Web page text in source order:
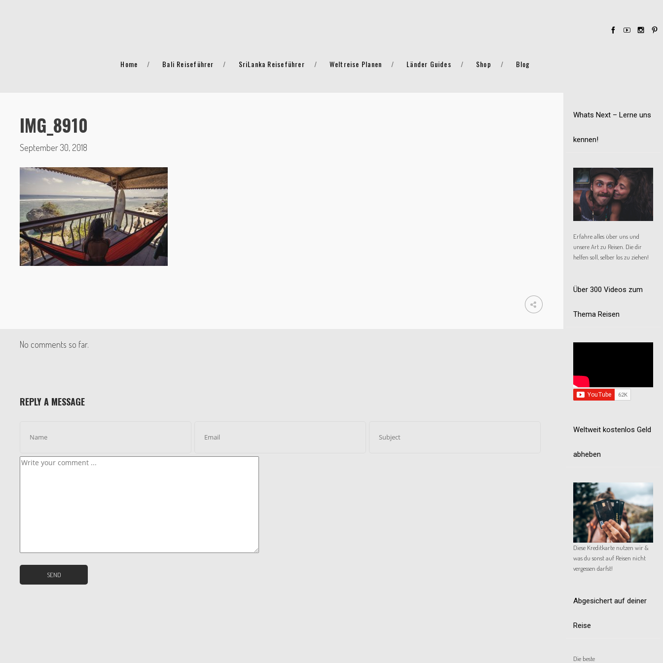
Home Bali Reiseführer SriLanka Reiseführer Weltreise Planen Länder Guides Shop Blog
IMG_8910
September 30, 2018
No comments so far.
REPLY A MESSAGE
Whats Next – Lerne uns
kennen!
Erfahre alles über uns und
unsere Art zu Reisen. Die dir
helfen soll, selber los zu ziehen!
Über 300 Videos zum
Thema Reisen
Weltweit kostenlos Geld
abheben
Diese Kreditkarte nutzen wir &
was du sonst auf Reisen nicht
vergessen darfst!
Abgesichert auf deiner
Reise
Die beste